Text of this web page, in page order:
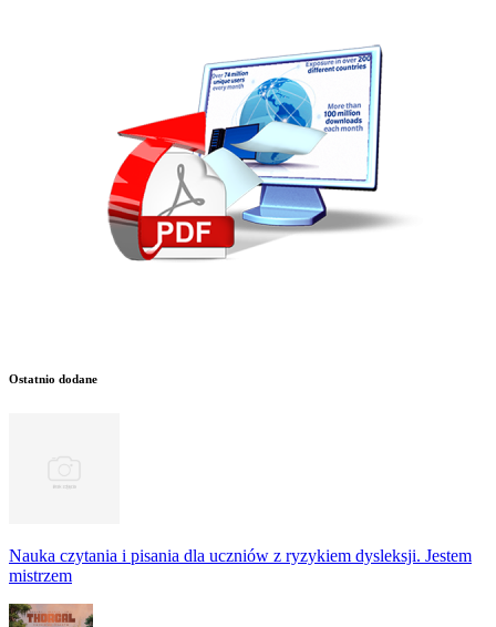
Ostatnio dodane
Nauka czytania i pisania dla uczniów z ryzykiem dysleksji. Jestem
mistrzem